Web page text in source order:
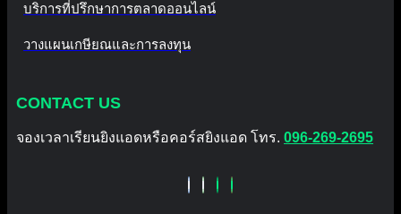
บริการที่ปรึกษาการตลาดออนไลน์
วางแผนเกษียณและการลงทุน
CONTACT US
จองเวลาเรียนยิงแอดหรือคอร์สยิงแอด โทร. 096-269-2695